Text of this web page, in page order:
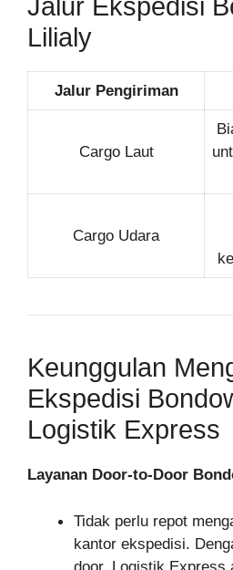
Jalur Ekspedisi
Lilialy
Jalur Pengiriman
Cargo Laut
Cargo Udara
Keunggulan
Ekspedisi
Logistik Express
Layanan Door-to-Door
Tidak perlu repot
kantor ekspedisi.
door, Logistik Express